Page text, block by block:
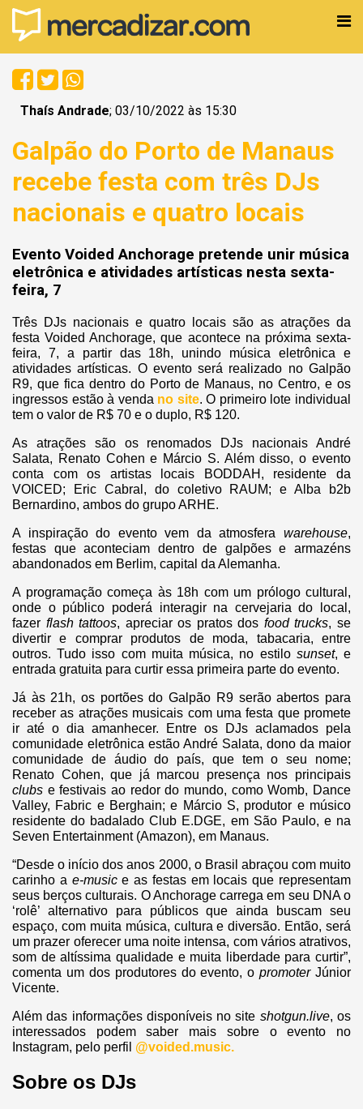
Thaís Andrade; 03/10/2022 às 15:30
Galpão do Porto de Manaus
recebe festa com três DJs
nacionais e quatro locais
Evento Voided Anchorage pretende unir música
eletrônica e atividades artísticas nesta sexta-
feira, 7
Três DJs nacionais e quatro locais são as atrações da
festa Voided Anchorage, que acontece na próxima sexta-
feira, 7, a partir das 18h, unindo música eletrônica e
atividades artísticas. O evento será realizado no Galpão
R9, que fica dentro do Porto de Manaus, no Centro, e os
ingressos estão à venda no site. O primeiro lote individual
tem o valor de R$ 70 e o duplo, R$ 120.
As atrações são os renomados DJs nacionais André
Salata, Renato Cohen e Márcio S. Além disso, o evento
conta com os artistas locais BODDAH, residente da
VOICED; Eric Cabral, do coletivo RAUM; e Alba b2b
Bernardino, ambos do grupo ARHE.
A inspiração do evento vem da atmosfera warehouse,
festas que aconteciam dentro de galpões e armazéns
abandonados em Berlim, capital da Alemanha.
A programação começa às 18h com um prólogo cultural,
onde o público poderá interagir na cervejaria do local,
fazer flash tattoos, apreciar os pratos dos food trucks, se
divertir e comprar produtos de moda, tabacaria, entre
outros. Tudo isso com muita música, no estilo sunset, e
entrada gratuita para curtir essa primeira parte do evento.
Já às 21h, os portões do Galpão R9 serão abertos para
receber as atrações musicais com uma festa que promete
ir até o dia amanhecer. Entre os DJs aclamados pela
comunidade eletrônica estão André Salata, dono da maior
comunidade de áudio do país, que tem o seu nome;
Renato Cohen, que já marcou presença nos principais
clubs e festivais ao redor do mundo, como Womb, Dance
Valley, Fabric e Berghain; e Márcio S, produtor e músico
residente do badalado Club E.DGE, em São Paulo, e na
Seven Entertainment (Amazon), em Manaus.
“Desde o início dos anos 2000, o Brasil abraçou com muito
carinho a e-musice as festas em locais que representam
seus berços culturais. O Anchorage carrega em seu DNA o
‘rolê’ alternativo para públicos que ainda buscam seu
espaço, com muita música, cultura e diversão. Então, será
um prazer oferecer uma noite intensa, com vários atrativos,
som de altíssima qualidade e muita liberdade para curtir”,
comenta um dos produtores do evento, opromoter Júnior
Vicente.
Além das informações disponíveis no site shotgun.live, os
interessados podem saber mais sobre o evento no
Instagram, pelo perfil @voided.music.
Sobre os DJs